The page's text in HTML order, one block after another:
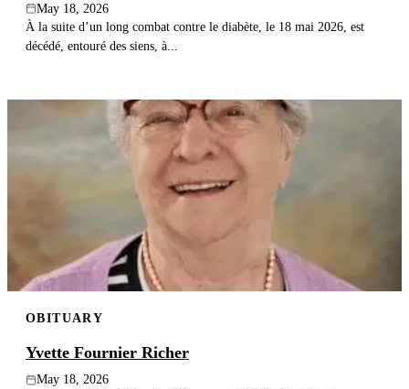
May 18, 2026
À la suite d’un long combat contre le diabète, le 18 mai 2026, est
décédé, entouré des siens, à...
OBITUARY
Yvette Fournier Richer
May 18, 2026